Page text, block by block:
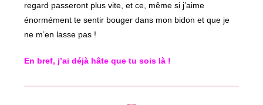
regard passeront plus vite, et ce, même si j’aime
énormément te sentir bouger dans mon bidon et que je
ne m’en lasse pas !
En bref, j’ai déjà hâte que tu sois là !